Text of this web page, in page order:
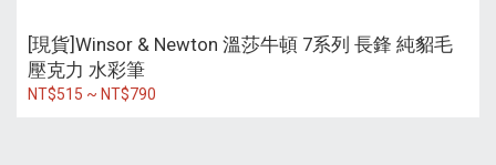
[現貨]Winsor & Newton 溫莎牛頓 7系列 長鋒 純貂毛
壓克力 水彩筆
NT$515 ~ NT$790